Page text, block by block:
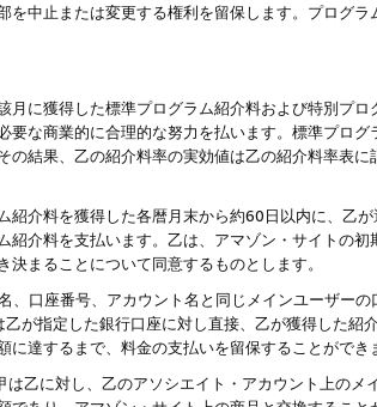
中止または変更する権利を留保します。プログラ
に獲得した標準プログラム紹介料および特別プ
な商業的に合理的な努力を払います。標準プロ
の結果、乙の紹介料率の実効値は乙の紹介料率表
介料を獲得した各暦月末から約60日以内に、乙
介料を支払います。乙は、アマゾン・サイトの
まることについて同意するものとします。
口座番号、アカウント名と同じメインユーザーの
が指定した銀行口座に対し直接、乙が獲得した
に達するまで、料金の支払いを留保することができ
乙に対し、乙のアソシエイト・アカウント上のメ